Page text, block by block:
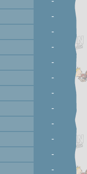
-
-
-
-
-
-
-
-
-
-
-